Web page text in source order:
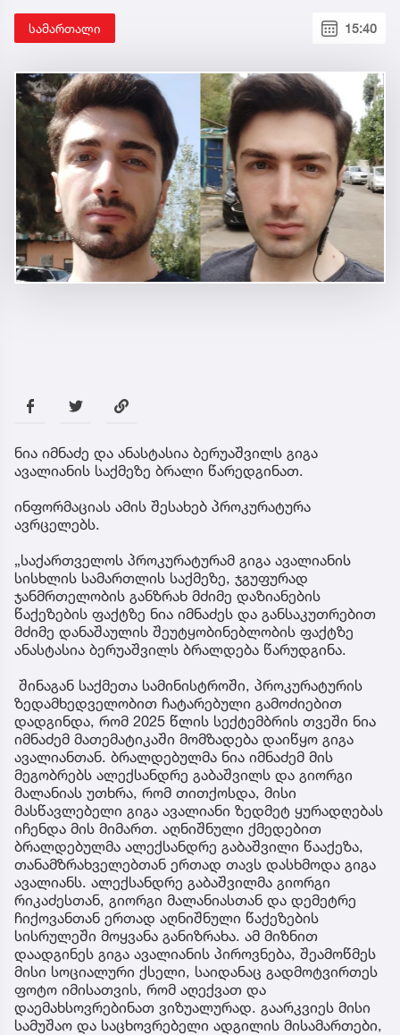
სამართალი 15:40
ნია იმნაძე და ანასტასია ბერუაშვილს გიგა
ავალიანის საქმეზე ბრალი წარედგინათ.
ინფორმაციას ამის შესახებ პროკურატურა
ავრცელებს.
„საქართველოს პროკურატურამ გიგა ავალიანის
სისხლის სამართლის საქმეზე, ჯგუფურად
ჯანმრთელობის განზრახ მძიმე დაზიანების
წაქეზების ფაქტზე ნია იმნაძეს და განსაკუთრებით
მძიმე დანაშაულის შეუტყობინებლობის ფაქტზე
ანასტასია ბერუაშვილს ბრალდება წარუდგინა.
შინაგან საქმეთა სამინისტროში, პროკურატურის
ზედამხედველობით ჩატარებული გამოძიებით
დადგინდა, რომ 2025 წლის სექტემბრის თვეში ნია
იმნაძემ მათემატიკაში მომზადება დაიწყო გიგა
ავალიანთან. ბრალდებულმა ნია იმნაძემ მის
მეგობრებს ალექსანდრე გაბაშვილს და გიორგი
მალანიას უთხრა, რომ თითქოსდა, მისი
მასწავლებელი გიგა ავალიანი ზედმეტ ყურადღებას
იჩენდა მის მიმართ. აღნიშნული ქმედებით
ბრალდებულმა ალექსანდრე გაბაშვილი წააქეზა,
თანამზრახველებთან ერთად თავს დასხმოდა გიგა
ავალიანს. ალექსანდრე გაბაშვილმა გიორგი
რიკაძესთან, გიორგი მალანიასთან და დემეტრე
ჩიქოვანთან ერთად აღნიშნული წაქეზების
სისრულეში მოყვანა განიზრახა. ამ მიზნით
დაადგინეს გიგა ავალიანის პიროვნება, შეამოწმეს
მისი სოციალური ქსელი, საიდანაც გადმოტვირთეს
ფოტო იმისათვის, რომ აღექვათ და
დაემახსოვრებინათ ვიზუალურად. გაარკვიეს მისი
სამუშაო და საცხოვრებელი ადგილის მისამართები,